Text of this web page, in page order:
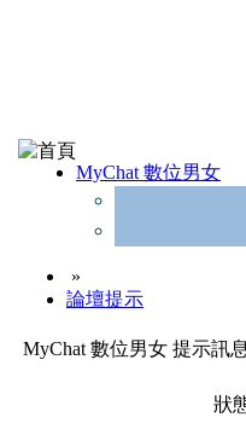
MyChat 數位男女
»
論壇提示
MyChat 數位男女 提示訊息
狀